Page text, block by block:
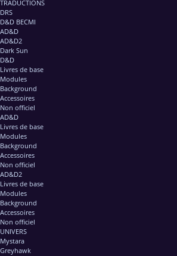
TRADUCTIONS
DRS
D&D BECMI
AD&D
AD&D2
Dark Sun
D&D
Livres de base
Modules
Background
Accessoires
Non officiel
AD&D
Livres de base
Modules
Background
Accessoires
Non officiel
AD&D2
Livres de base
Modules
Background
Accessoires
Non officiel
UNIVERS
Mystara
Greyhawk